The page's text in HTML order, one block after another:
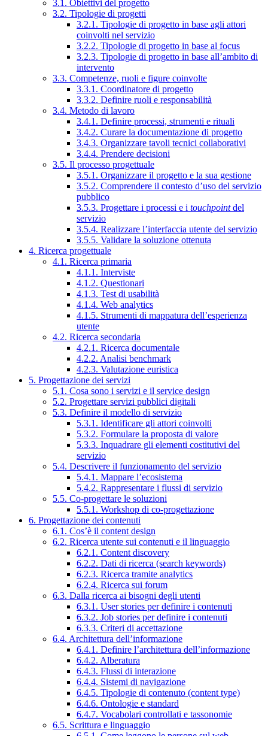
3.1. Obiettivi del progetto
3.2. Tipologie di progetti
3.2.1. Tipologie di progetto in base agli attori
coinvolti nel servizio
3.2.2. Tipologie di progetto in base al focus
3.2.3. Tipologie di progetto in base all’ambito di
intervento
3.3. Competenze, ruoli e figure coinvolte
3.3.1. Coordinatore di progetto
3.3.2. Definire ruoli e responsabilità
3.4. Metodo di lavoro
3.4.1. Definire processi, strumenti e rituali
3.4.2. Curare la documentazione di progetto
3.4.3. Organizzare tavoli tecnici collaborativi
3.4.4. Prendere decisioni
3.5. Il processo progettuale
3.5.1. Organizzare il progetto e la sua gestione
3.5.2. Comprendere il contesto d’uso del servizio
pubblico
3.5.3. Progettare i processi e i touchpointdel
servizio
3.5.4. Realizzare l’interfaccia utente del servizio
3.5.5. Validare la soluzione ottenuta
4. Ricerca progettuale
4.1. Ricerca primaria
4.1.1. Interviste
4.1.2. Questionari
4.1.3. Test di usabilità
4.1.4. Web analytics
4.1.5. Strumenti di mappatura dell’esperienza
utente
4.2. Ricerca secondaria
4.2.1. Ricerca documentale
4.2.2. Analisi benchmark
4.2.3. Valutazione euristica
5. Progettazione dei servizi
5.1. Cosa sono i servizi e il service design
5.2. Progettare servizi pubblici digitali
5.3. Definire il modello di servizio
5.3.1. Identificare gli attori coinvolti
5.3.2. Formulare la proposta di valore
5.3.3. Inquadrare gli elementi costitutivi del
servizio
5.4. Descrivere il funzionamento del servizio
5.4.1. Mappare l’ecosistema
5.4.2. Rappresentare i flussi di servizio
5.5. Co-progettare le soluzioni
5.5.1. Workshop di co-progettazione
6. Progettazione dei contenuti
6.1. Cos’è il content design
6.2. Ricerca utente sui contenuti e il linguaggio
6.2.1. Content discovery
6.2.2. Dati di ricerca (search keywords)
6.2.3. Ricerca tramite analytics
6.2.4. Ricerca sui forum
6.3. Dalla ricerca ai bisogni degli utenti
6.3.1. User stories per definire i contenuti
6.3.2. Job stories per definire i contenuti
6.3.3. Criteri di accettazione
6.4. Architettura dell’informazione
6.4.1. Definire l’architettura dell’informazione
6.4.2. Alberatura
6.4.3. Flussi di interazione
6.4.4. Sistemi di navigazione
6.4.5. Tipologie di contenuto (content type)
6.4.6. Ontologie e standard
6.4.7. Vocabolari controllati e tassonomie
6.5. Scrittura e linguaggio